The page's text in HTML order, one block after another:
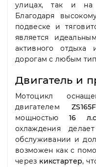
выходной
улицах, так и на
Благодаря
подвеске и
является
активного
дорогам с любым
Двигатель и
Мотоцикл
двигателем
мощностью 16
охлаждения
обслуживании и
возможен как с
через кикстартер,